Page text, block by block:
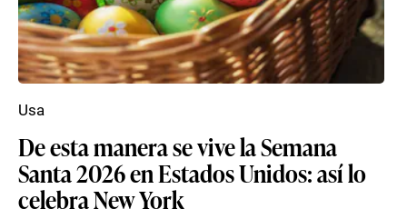
De esta manera se vive la Semana
Santa 2026 en Estados Unidos: así lo
celebra New York
Usa